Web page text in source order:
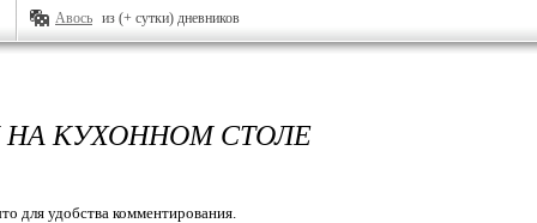
Авось из (+ сутки) дневников
КУХОННОМ СТОЛЕ
для удобства комментирования.